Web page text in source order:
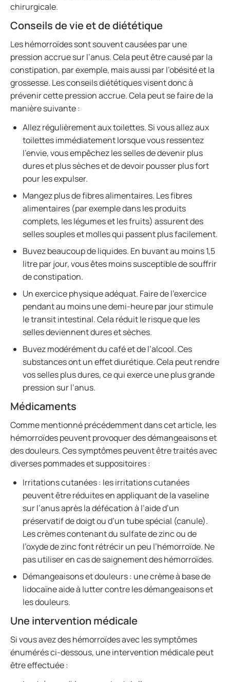
chirurgicale.
Conseils de vie et de diététique
Les hémorroïdes sont souvent causées par une
pression accrue sur l’anus. Cela peut être causé par la
constipation, par exemple, mais aussi par l’obésité et la
grossesse. Les conseils diététiques visent donc à
prévenir cette pression accrue. Cela peut se faire de la
manière suivante :
Allez régulièrement aux toilettes. Si vous allez aux
toilettes immédiatement lorsque vous ressentez
l’envie, vous empêchez les selles de devenir plus
dures et plus sèches et de devoir pousser plus fort
pour les expulser.
Mangez plus de fibres alimentaires. Les fibres
alimentaires (par exemple dans les produits
complets, les légumes et les fruits) assurent des
selles souples et molles qui passent plus facilement.
Buvez beaucoup de liquides. En buvant au moins 1,5
litre par jour, vous êtes moins susceptible de souffrir
de constipation.
Un exercice physique adéquat. Faire de l’exercice
pendant au moins une demi-heure par jour stimule
le transit intestinal. Cela réduit le risque que les
selles deviennent dures et sèches.
Buvez modérément du café et de l’alcool. Ces
substances ont un effet diurétique. Cela peut rendre
vos selles plus dures, ce qui exerce une plus grande
pression sur l’anus.
Médicaments
Comme mentionné précédemment dans cet article, les
hémorroïdes peuvent provoquer des démangeaisons et
des douleurs. Ces symptômes peuvent être traités avec
diverses pommades et suppositoires :
Irritations cutanées : les irritations cutanées
peuvent être réduites en appliquant de la vaseline
sur l’anus après la défécation à l’aide d’un
préservatif de doigt ou d’un tube spécial (canule).
Les crèmes contenant du sulfate de zinc ou de
l’oxyde de zinc font rétrécir un peu l’hémorroïde. Ne
pas utiliser en cas de saignement des hémorroïdes.
Démangeaisons et douleurs : une crème à base de
lidocaïne aide à lutter contre les démangeaisons et
les douleurs.
Une intervention médicale
Si vous avez des hémorroïdes avec les symptômes
énumérés ci-dessous, une intervention médicale peut
être effectuée :